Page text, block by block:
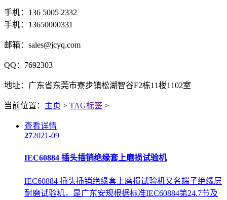
手机：136 5005 2332
手机：13650000331
邮箱：sales@jcyq.com
QQ：7692303
地址：广东省东莞市寮步镇松湖智谷F2栋11楼1102室
当前位置： 主页 > TAG标签 >
查看详情
272021-09
IEC60884 插头插销绝缘套上磨损试验机
IEC60884 插头插销绝缘套上磨损试验机又名端子绝缘层
耐磨试验机，是广东安规根据标准IEC60884第24.7节及